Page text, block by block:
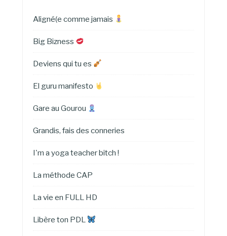
Aligné(e comme jamais
Big Bizness
Deviens qui tu es
El guru manifesto
Gare au Gourou
Grandis, fais des conneries
I'm a yoga teacher bitch !
La méthode CAP
La vie en FULL HD
Libère ton PDL